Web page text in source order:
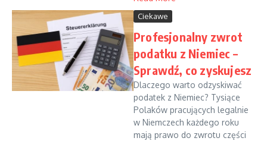
Ciekawe
Profesjonalny zwrot
podatku z Niemiec –
Sprawdź, co zyskujesz
Dlaczego warto odzyskiwać
podatek z Niemiec? Tysiące
Polaków pracujących legalnie
w Niemczech każdego roku
mają prawo do zwrotu części